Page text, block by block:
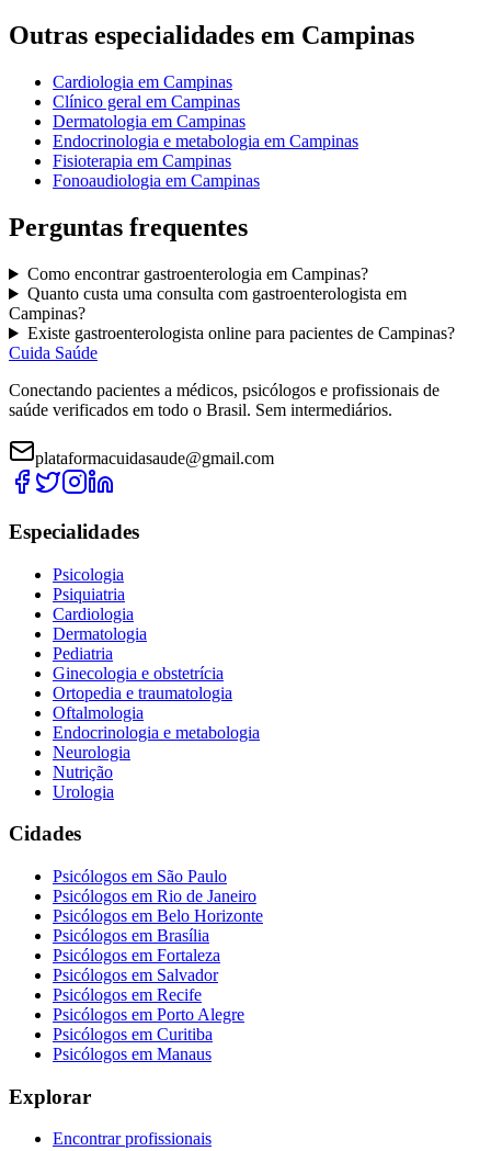
Outras especialidades em Campinas
Cardiologia em Campinas
Clínico geral em Campinas
Dermatologia em Campinas
Endocrinologia e metabologia em Campinas
Fisioterapia em Campinas
Fonoaudiologia em Campinas
Perguntas frequentes
Como encontrar gastroenterologia em Campinas?
Quanto custa uma consulta com gastroenterologista em
Campinas?
Existe gastroenterologista online para pacientes de Campinas?
Cuida Saúde
Conectando pacientes a médicos, psicólogos e profissionais de
saúde verificados em todo o Brasil. Sem intermediários.
plataformacuidasaude@gmail.com
Especialidades
Psicologia
Psiquiatria
Cardiologia
Dermatologia
Pediatria
Ginecologia e obstetrícia
Ortopedia e traumatologia
Oftalmologia
Endocrinologia e metabologia
Neurologia
Nutrição
Urologia
Cidades
Psicólogos em São Paulo
Psicólogos em Rio de Janeiro
Psicólogos em Belo Horizonte
Psicólogos em Brasília
Psicólogos em Fortaleza
Psicólogos em Salvador
Psicólogos em Recife
Psicólogos em Porto Alegre
Psicólogos em Curitiba
Psicólogos em Manaus
Explorar
Encontrar profissionais